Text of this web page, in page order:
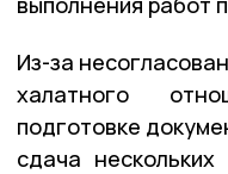
Из-за
халатного
подготовке
сдача